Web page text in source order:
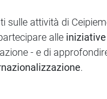
sulle attività di
alle
- e di
.